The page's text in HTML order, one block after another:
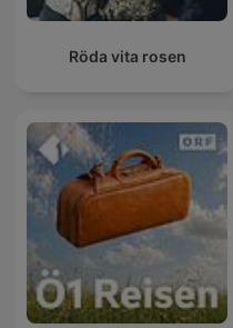
Röda vita rosen